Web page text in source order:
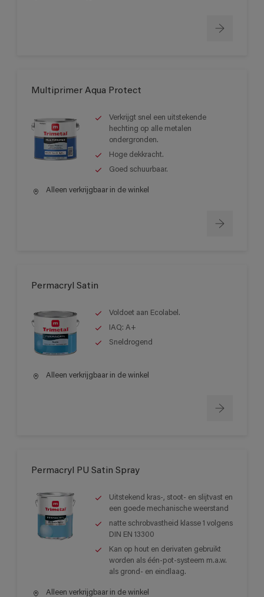
Multiprimer Aqua Protect
Verkrijgt snel een uitstekende
hechting op alle metalen
ondergronden.
Hoge dekkracht.
Goed schuurbaar.
Alleen verkrijgbaar in de winkel
Permacryl Satin
Voldoet aan Ecolabel.
IAQ: A+
Sneldrogend
Alleen verkrijgbaar in de winkel
Permacryl PU Satin Spray
Uitstekend kras-, stoot- en slijtvast en
een goede mechanische weerstand
natte schrobvastheid klasse 1 volgens
DIN EN 13300
Kan op hout en derivaten gebruikt
worden als één-pot-systeem m.a.w.
als grond- en eindlaag.
Alleen verkrijgbaar in de winkel